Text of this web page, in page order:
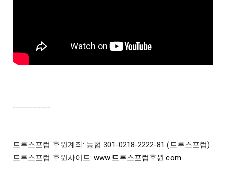
---------------
트루스포럼 후원계좌: 농협 301-0218-2222-81 (트루스포럼)
트루스포럼 후원사이트: www.트루스포럼후원.com